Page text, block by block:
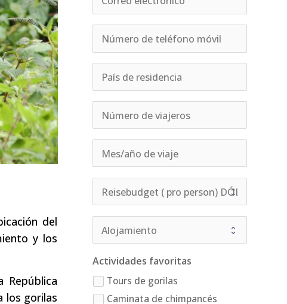
del
y los
República
los gorilas
Actividades favoritas
Tours de gorilas
Caminata de chimpancés